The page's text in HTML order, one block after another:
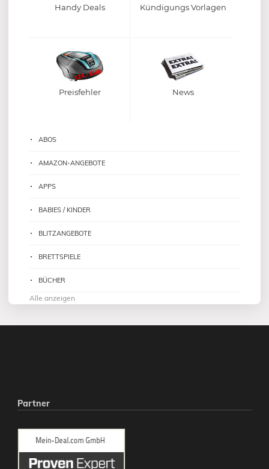
Handy Deals Kündigungs Vorlagen
Preisfehler News
ABOS
AMAZON-ANGEBOTE
APPS
BABIES / KINDER
BLITZANGEBOTE
BRETTSPIELE
BÜCHER
Alle anzeigen
Partner